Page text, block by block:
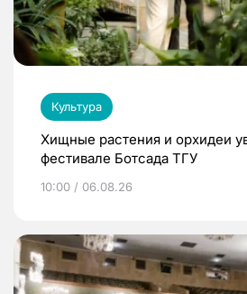
Культура
Хищные растения и орхидеи
фестивале Ботсада ТГУ
10:00 / 06.08.26